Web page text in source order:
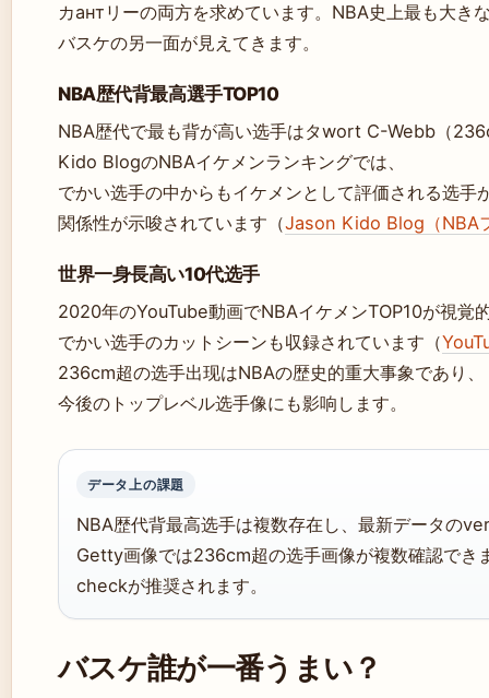
カантリーの両方を求めています。NBA史上最も大き
バスケの另一面が見えてきます。
NBA歴代背最高選手TOP10
NBA歴代で最も背が高い选手はタwort C-Webb（
Kido BlogのNBAイケメンランキングでは、
でかい选手の中からもイケメンとして評価される选手
関係性が示唆されています（Jason Kido Blog（NBA
世界一身長高い10代选手
2020年のYouTube動画でNBAイケメンTOP10が視覚
でかい选手のカットシーンも収録されています（
236cm超の选手出现はNBAの歴史的重大事象であり、
今後のトップレベル选手像にも影响します。
データ上の課題
NBA歴代背最高选手は複数存在し、最新データの
Getty画像では236cm超の选手画像が複数確認でき
checkが推奨されます。
バスケ誰が一番うまい？